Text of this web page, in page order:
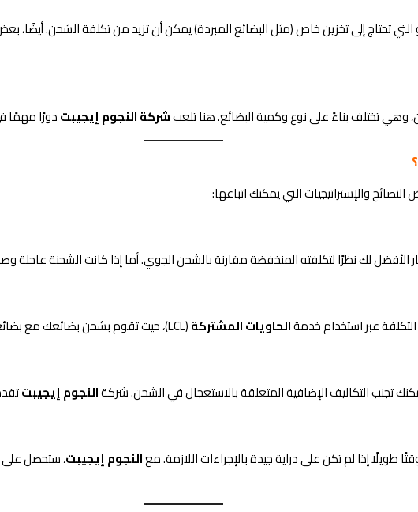
التي تحتاج إلى تخزين خاص (مثل البضائع المبردة) يمكن أن تزيد من تكلفة الشحن.
تختلف بناءً على نوع وكمية البضائع. هنا تلعبشركة النجوم إيجيبتدورًا مهمًا
والإستراتيجيات التي يمكنك اتباعها:
الأفضل لك نظرًا لتكلفته المنخفضة مقارنة بالشحن الجوي. أما إذا كانت الشحنة
عبر استخدام خدمةالحاويات المشتركة(LCL)، حيث تقوم بشحن بضائعك مع بضائع أخرى لتقاسم تكاليف الشحن.
تجنب التكاليف الإضافية المتعلقة بالاستعجال في الشحن. شركةالنجوم إيجيبت
إذا لم تكن على دراية جيدة بالإجراءات اللازمة. معالنجوم إيجيبت، ستحصل